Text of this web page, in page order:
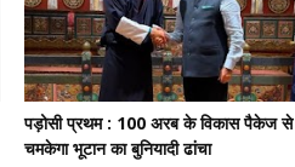
पड़ोसी प्रथम : 100 अरब के विकास पैकेज से
चमकेगा भूटान का बुनियादी ढांचा